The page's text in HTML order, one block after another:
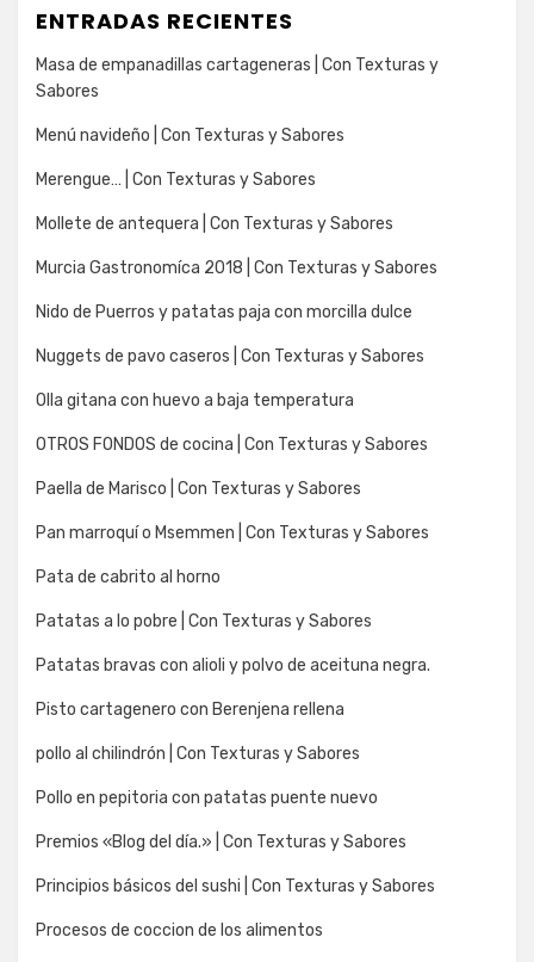
ENTRADAS RECIENTES
Masa de empanadillas cartageneras | Con Texturas y
Sabores
Menú navideño | Con Texturas y Sabores
Merengue… | Con Texturas y Sabores
Mollete de antequera | Con Texturas y Sabores
Murcia Gastronomíca 2018 | Con Texturas y Sabores
Nido de Puerros y patatas paja con morcilla dulce
Nuggets de pavo caseros | Con Texturas y Sabores
Olla gitana con huevo a baja temperatura
OTROS FONDOS de cocina | Con Texturas y Sabores
Paella de Marisco | Con Texturas y Sabores
Pan marroquí o Msemmen | Con Texturas y Sabores
Pata de cabrito al horno
Patatas a lo pobre | Con Texturas y Sabores
Patatas bravas con alioli y polvo de aceituna negra.
Pisto cartagenero con Berenjena rellena
pollo al chilindrón | Con Texturas y Sabores
Pollo en pepitoria con patatas puente nuevo
Premios «Blog del día.» | Con Texturas y Sabores
Principios básicos del sushi | Con Texturas y Sabores
Procesos de coccion de los alimentos